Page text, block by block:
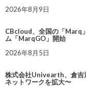
2026年8月9日
CBcloud、全国の「Marq
ム「MarqGO」開始
2026年8月5日
株式会社Univearth、倉吉
ネットワークを拡大〜